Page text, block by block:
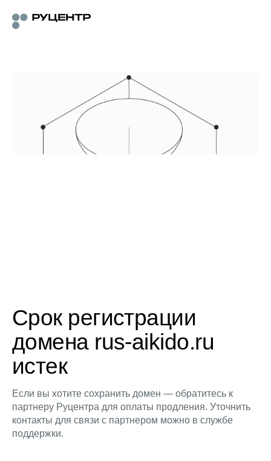
Срок регистрации
домена rus-aikido.ru
истек
Если вы хотите сохранить домен — обратитесь к
партнеру Руцентра для оплаты продления. Уточнить
контакты для связи с партнером можно в службе
поддержки.